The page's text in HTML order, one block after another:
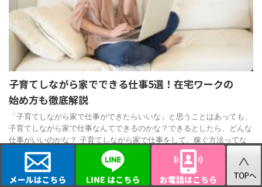
子育てしながら家でできる仕事5選！在宅ワークの
始め方も徹底解説
「子育てしながら家で仕事ができたらいいな」と思うことはあっても、
子育てしながら家で仕事なんてできるのかな？できるとしたら、どんな
仕事がいいのかな？ 子育てしながら家で仕事をして、稼ぐ方法ってな
いのか ...
在宅ワーク